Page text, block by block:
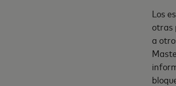
Los
otras
a